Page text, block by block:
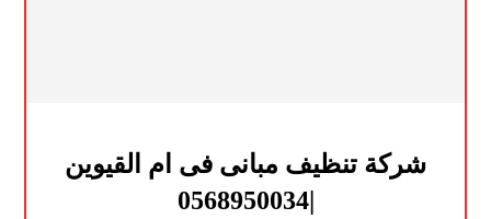
شركة تنظيف مبانى فى ام القيوين
|0568950034